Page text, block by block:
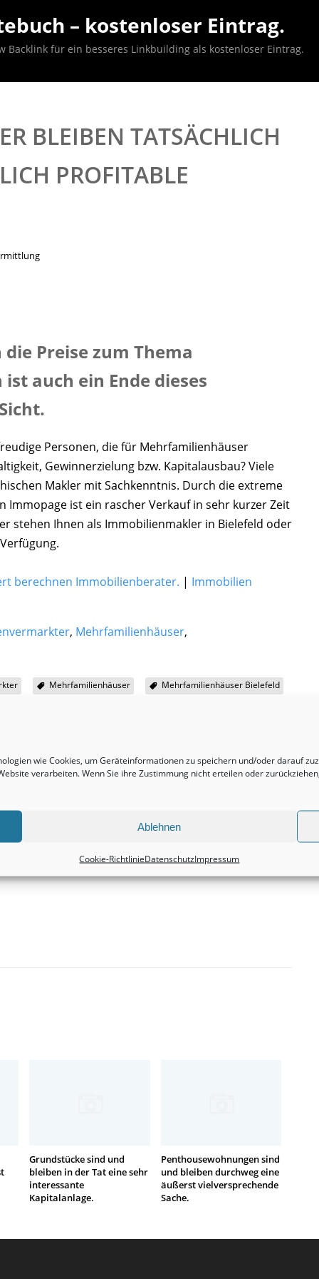
wie Cookies, um Geräteinformationen zu speichern und/oder darauf
verarbeiten. Wenn Sie ihre Zustimmung nicht erteilen oder
Ablehnen
Cookie-RichtlinieDatenschutzImpressum
– kostenloser Eintrag.
Backlink für ein besseres Linkbuilding als kostenloser Eintrag.
BLEIBEN TATSÄCHLICH
PROFITABLE I
Preise zum Thema
auch ein Ende dieses
Personen, die für Mehrfamilienhäuser
Gewinnerzielung bzw. Kapitalausbau? Viele
Makler mit Sachkenntnis. Durch die extreme
Immopage ist ein rascher Verkauf in sehr kurzer Zeit
stehen Ihnen als Immobilienmakler in Bielefeld oder
berechnen Immobilienberater. | Immobilien
, Mehrfamilienhäuser,
Mehrfamilienhäuser Mehrfamilienhäuser Bielefeld
Grundstücke sind und
bleiben in der Tat eine sehr
interessante
Kapitalanlage.
Penthousewohnungen sind
und bleiben durchweg eine
äußerst vielversprechende
Sache.